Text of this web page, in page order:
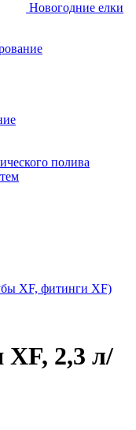
Новогодние елки
полива
XF, фитинги XF)
XF, 2,3 л/